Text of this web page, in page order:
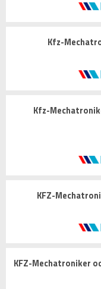
Kfz-
Kfz-
KFZ-
KFZ-Mechatroniker